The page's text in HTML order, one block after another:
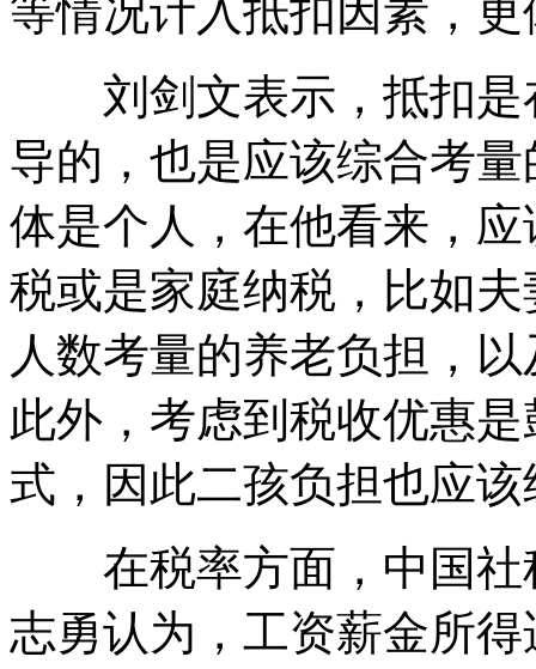
等情况计入抵扣因素，
刘剑文表示，抵扣是
导的，也是应该综合考
体是个人，在他看来，
税或是家庭纳税，比如
人数考量的养老负担，
此外，考虑到税收优惠
式，因此二孩负担也应
在税率方面，中国社
志勇认为，工资薪金所